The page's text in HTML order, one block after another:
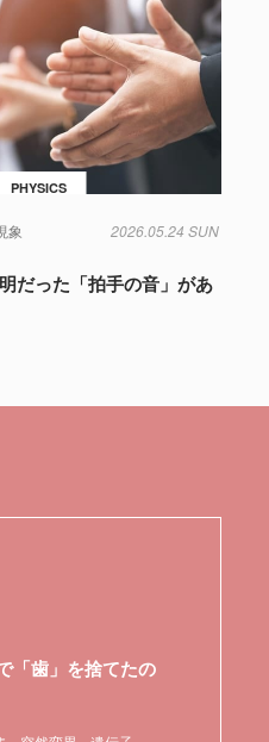
PHYSICS
象 2026.05.24 SUN
だった「拍手の音」があ
「歯」を捨てたの